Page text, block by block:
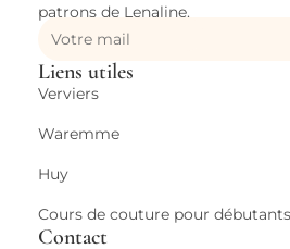
patrons de Lenaline.
Liens utiles
Verviers
Waremme
Huy
Cours de couture pour débutants
Contact